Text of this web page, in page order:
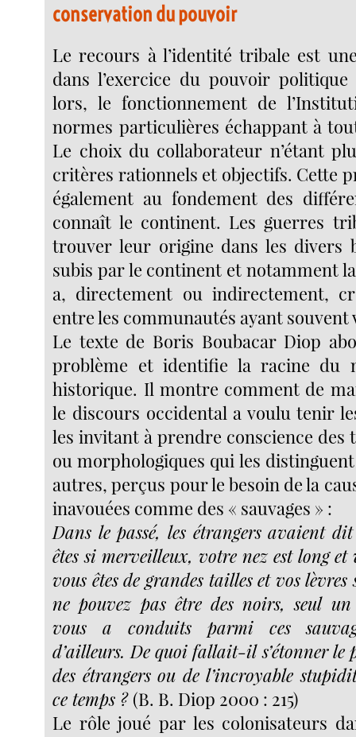
conservation du pouvoir
Le recours à l’identité tribale est
dans l’exercice du pouvoir
lors, le fonctionnement de
normes particulières échappant à
Le choix du collaborateur n’étant
critères rationnels et objectifs. Cette
également au fondement des
connaît le continent. Les guerres
trouver leur origine dans les divers
subis par le continent et notamment
a, directement ou indirectement,
entre les communautés ayant souvent
Le texte de Boris Boubacar Diop
problème et identifie la racine du
historique. Il montre comment de
le discours occidental a voulu tenir
les invitant à prendre conscience des
ou morphologiques qui les
autres, perçus pour le besoin de la
inavouées comme des « sauvages » :
Dans le passé, les étrangers avaient
êtes si merveilleux, votre nez est long
vous êtes de grandes tailles et vos
ne pouvez pas être des noirs, seul
vous a conduits parmi ces
d’ailleurs. De quoi fallait-il s’étonner le
des étrangers ou de l’incroyable
ce temps ? (B. B. Diop 2000 : 215)
Le rôle joué par les colonisateurs